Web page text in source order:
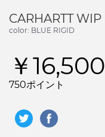
CARHARTT WIP
color: BLUE RIGID
￥16,500
750ポイント